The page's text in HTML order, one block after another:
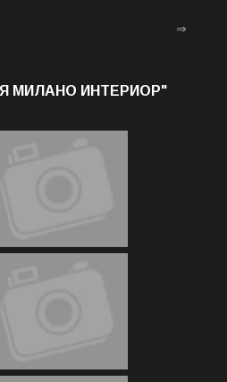
⇒
МИЛАНО ИНТЕРИОР"